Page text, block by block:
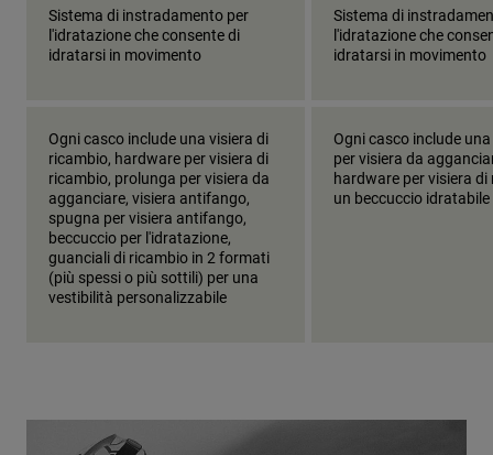
Sistema di instradamento per
l'idratazione che consente di
idratarsi in movimento
Sistema di
l'idratazione che
idratarsi in movimento
Ogni casco include una visiera di
ricambio, hardware per visiera di
ricambio, prolunga per visiera da
agganciare, visiera antifango,
spugna per visiera antifango,
beccuccio per l'idratazione,
guanciali di ricambio in 2 formati
(più spessi o più sottili) per una
vestibilità personalizzabile
Ogni casco include
per visiera da
hardware per visiera di
un beccuccio idratabile